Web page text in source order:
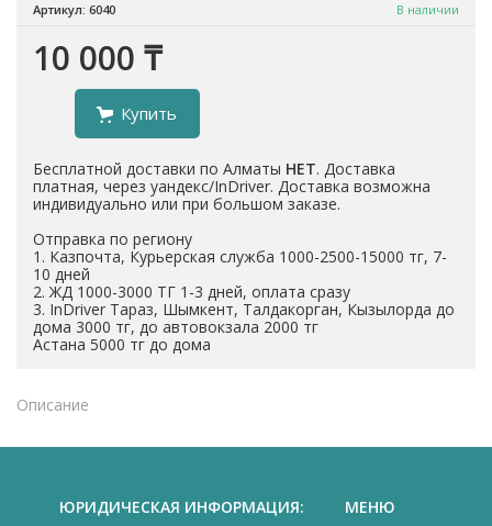
Артикул: 6040 В наличии
10 000 ₸
Купить
Бесплатной доставки по Алматы НЕТ. Доставка
платная, через уандекс/InDriver. Доставка возможна
индивидуально или при большом заказе.
Отправка по региону
1. Казпочта, Курьерская служба 1000-2500-15000 тг, 7-
10 дней
2. ЖД 1000-3000 ТГ 1-3 дней, оплата сразу
3. InDriver Тараз, Шымкент, Талдакорган, Кызылорда до
дома 3000 тг, до автовокзала 2000 тг
Астана 5000 тг до дома
Описание
ЮРИДИЧЕСКАЯ ИНФОРМАЦИЯ: МЕНЮ